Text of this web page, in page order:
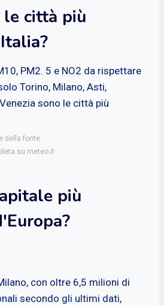
città più
PM2. 5 e NO2 da rispettare
Torino, Milano, Asti,
sono le città più
della fonte
su meteo.it
più
con oltre 6,5 milioni di
secondo gli ultimi dati,